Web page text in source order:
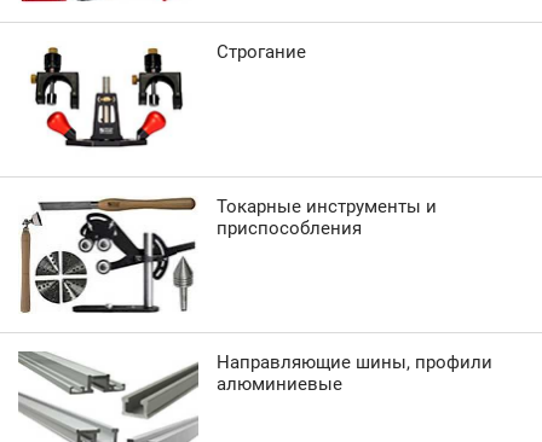
Строгание
Токарные инструменты и
приспособления
Направляющие шины, профили
алюминиевые